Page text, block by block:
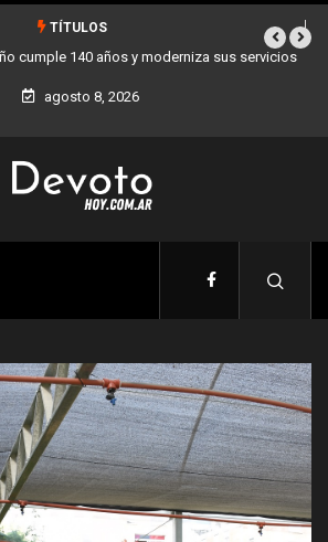
TÍTULOS
nuevos Bares Notables y ya son 90 en toda
la Ciudad
agosto 8, 2026